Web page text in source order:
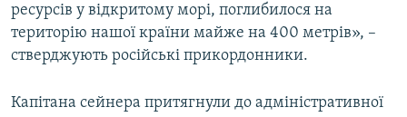
ресурсів у відкритому морі, поглибилося на
територію нашої країни майже на 400 метрів», –
стверджують російські прикордонники.
Капітана сейнера притягнули до адміністративної